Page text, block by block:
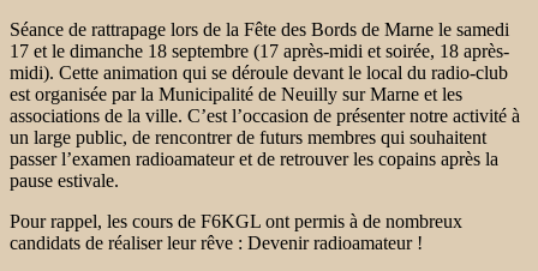
Séance de rattrapage lors de la Fête des Bords de Marne le samedi
17 et le dimanche 18 septembre (17 après-midi et soirée, 18 après-
midi). Cette animation qui se déroule devant le local du radio-club
est organisée par la Municipalité de Neuilly sur Marne et les
associations de la ville. C’est l’occasion de présenter notre activité à
un large public, de rencontrer de futurs membres qui souhaitent
passer l’examen radioamateur et de retrouver les copains après la
pause estivale.
Pour rappel, les cours de F6KGL ont permis à de nombreux
candidats de réaliser leur rêve : Devenir radioamateur !